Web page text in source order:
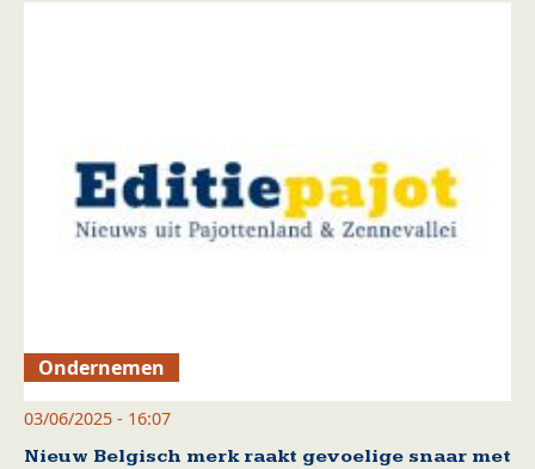
Ondernemen
03/06/2025 - 16:07
Nieuw Belgisch merk raakt gevoelige snaar met